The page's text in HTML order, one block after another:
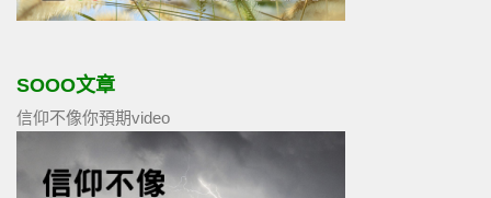
SOOO文章
信仰不像你預期video